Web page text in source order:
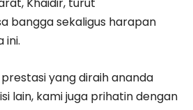
bangga sekaligus harapan
ini.
yang diraih ananda
lain, kami juga prihatin dengan